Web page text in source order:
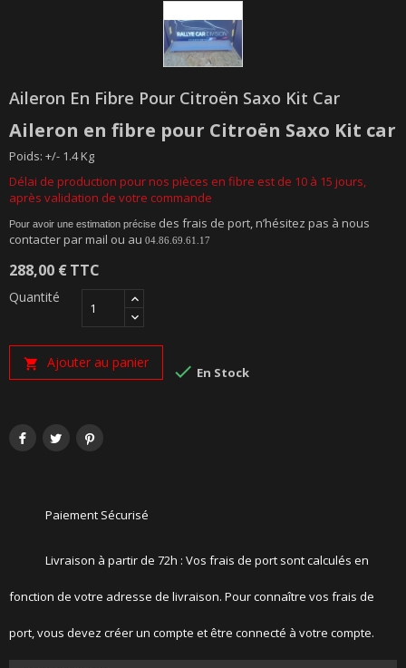
Aileron En Fibre Pour Citroën Saxo Kit Car
Aileron en fibre pour Citroën Saxo Kit car
Poids: +/- 1.4 Kg
Délai de production pour nos pièces en fibre est de 10 à 15 jours,
après validation de votre commande
Pour avoir une estimation précise des frais de port, n’hésitez pas à nous
contacter par mail ou au 04.86.69.61.17
288,00 €TTC
Quantité
 Ajouter au panier  En Stock
Paiement Sécurisé
Livraison à partir de 72h : Vos frais de port sont calculés en
fonction de votre adresse de livraison. Pour connaître vos frais de
port, vous devez créer un compte et être connecté à votre compte.